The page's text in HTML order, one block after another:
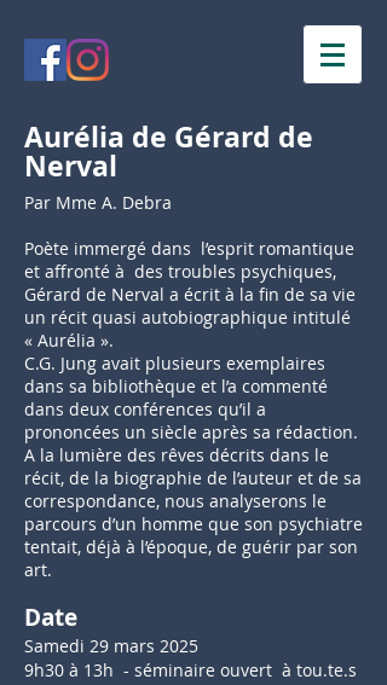
Aurélia de Gérard de
Nerval
Par Mme A. Debra
Poète immergé dans l’esprit romantique
et affronté à des troubles psychiques,
Gérard de Nerval a écrit à la fin de sa vie
un récit quasi autobiographique intitulé
« Aurélia ».
C.G. Jung avait plusieurs exemplaires
dans sa bibliothèque et l’a commenté
dans deux conférences qu’il a
prononcées un siècle après sa rédaction.
A la lumière des rêves décrits dans le
récit, de la biographie de l’auteur et de sa
correspondance, nous analyserons le
parcours d’un homme que son psychiatre
tentait, déjà à l’époque, de guérir par son
art.
Date
Samedi 29 mars 2025
9h30 à 13h - séminaire ouvert à tou.te.s